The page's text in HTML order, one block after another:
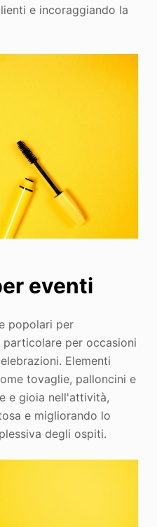
e incoraggiando la
eventi
popolari per
per occasioni
Elementi
tovaglie, palloncini e
e gioia nell'attività,
e migliorando lo
degli ospiti.